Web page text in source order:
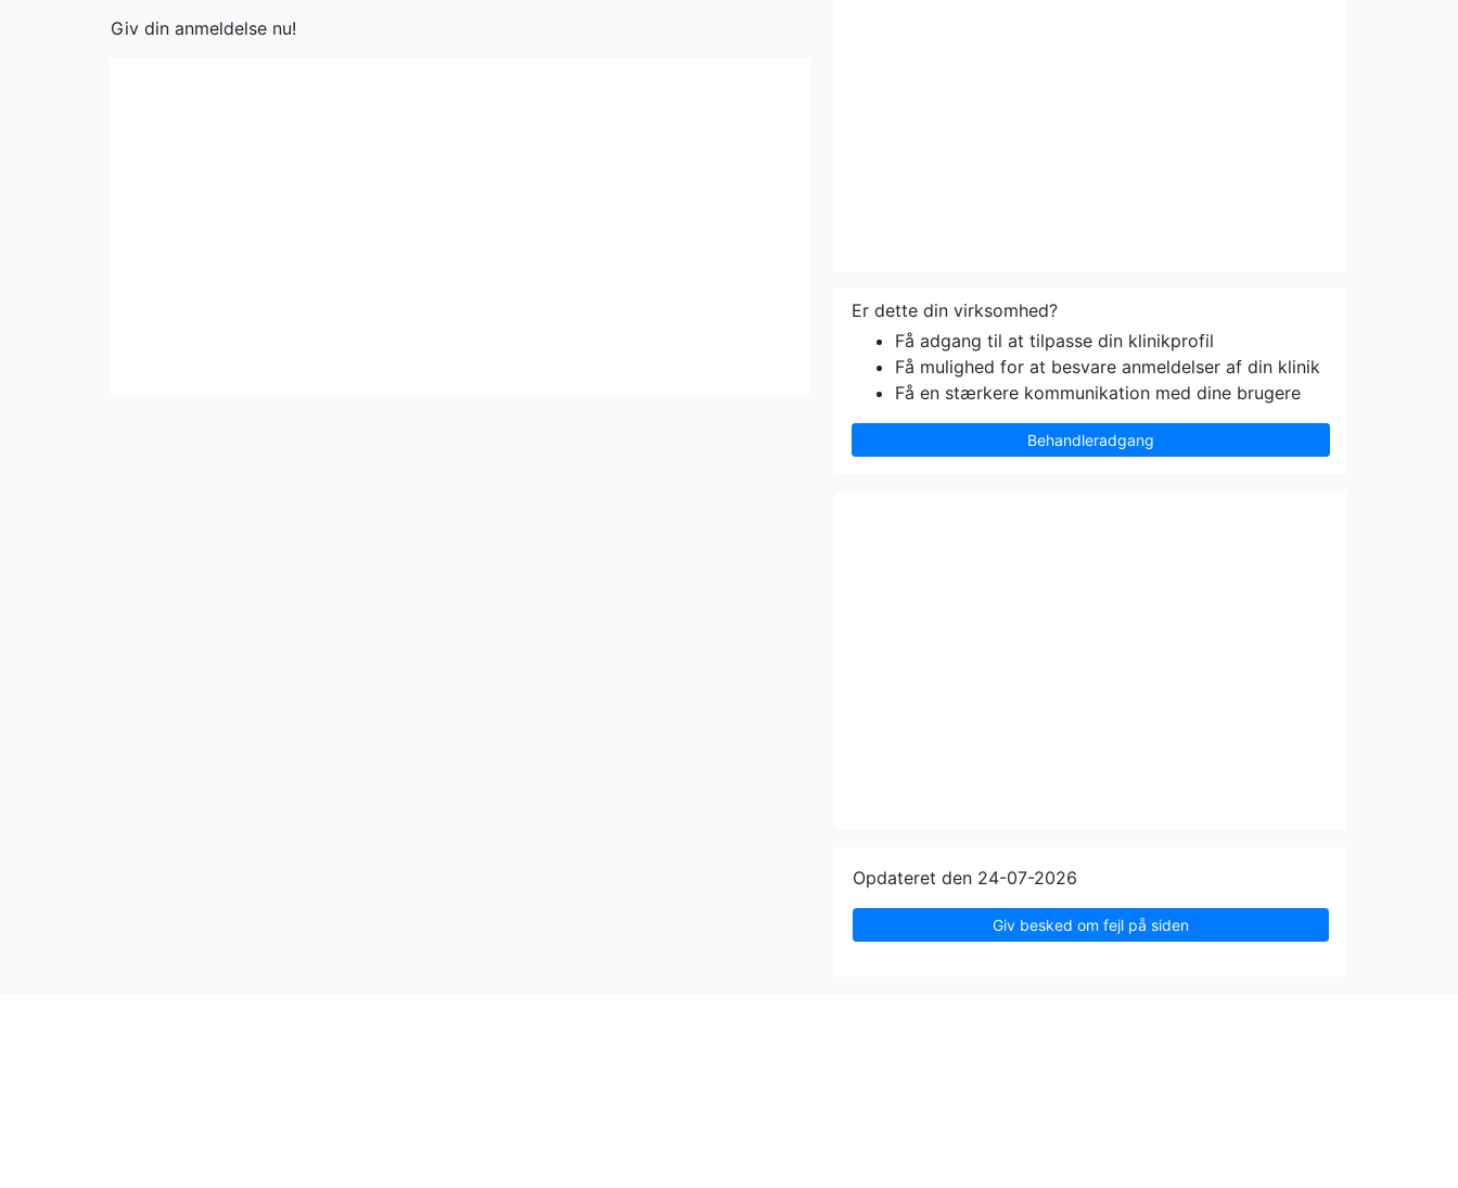
Giv din anmeldelse nu!
Er dette din virksomhed?
Få adgang til at tilpasse din klinikprofil
Få mulighed for at besvare anmeldelser af din klinik
Få en stærkere kommunikation med dine brugere
Behandleradgang
Opdateret den 24-07-2026
Giv besked om fejl på siden